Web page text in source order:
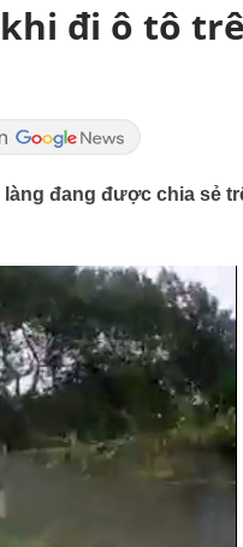
đi ô tô
đang được chia sẻ